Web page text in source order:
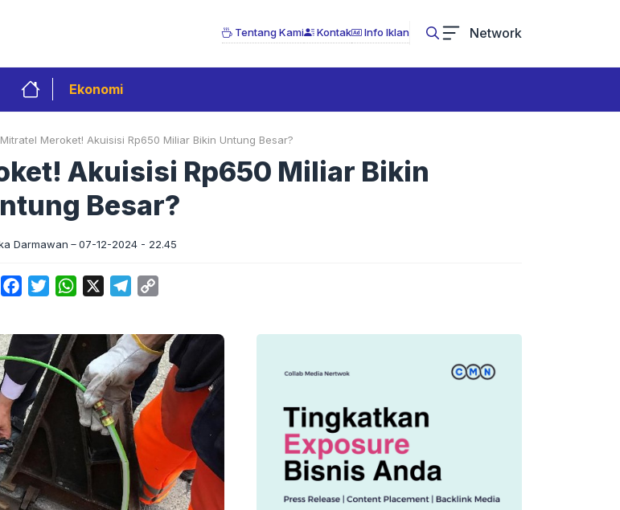
Tentang Kami Kontak Info Iklan Network
Ekonomi
Meroket! Akuisisi Rp650 Miliar Bikin Untung Besar?
Akuisisi Rp650 Miliar Bikin
Besar?
Darmawan 07-12-2024 - 22.45
FacebookTwitterWhatsApp Telegram